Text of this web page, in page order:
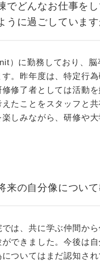
でどんなお仕事を
うに過ごしています
）に勤務しており、
。昨年度は、特定行
修了者としては活動
たことをスタッフと共
しみながら、研修や
来の自分像について
は、共に学ぶ仲間か
ができました。今後は
ついてはまだ認知さ